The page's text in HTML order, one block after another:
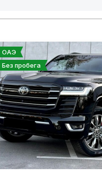
ОАЭ
Без пробега